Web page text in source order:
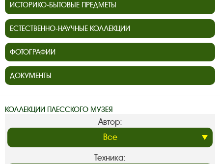
ИСТОРИКО-БЫТОВЫЕ ПРЕДМЕТЫ
ЕСТЕСТВЕННО-НАУЧНЫЕ КОЛЛЕКЦИИ
ФОТОГРАФИИ
ДОКУМЕНТЫ
КОЛЛЕКЦИИ ПЛЕССКОГО МУЗЕЯ
Автор:
Техника: